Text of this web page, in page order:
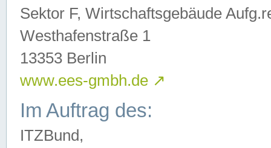
Sektor F, Wirtschaftsgebäude
Westhafenstraße 1
13353 Berlin
www.ees-gmbh.de ↗
Im Auftrag des:
ITZBund,